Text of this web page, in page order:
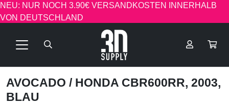
NEU: NUR NOCH 3.90€ VERSANDKOSTEN INNERHALB
VON DEUTSCHLAND
AVOCADO / HONDA CBR600RR, 2003,
BLAU